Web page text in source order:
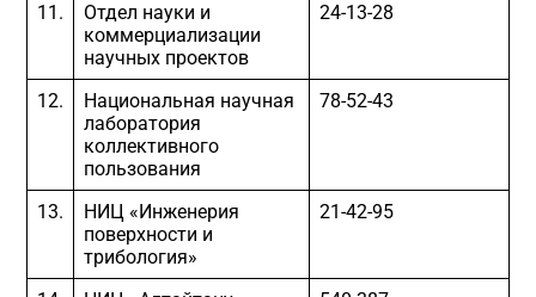
11.
Отдел науки и
коммерциализации
научных проектов
24-13-28
12.
Национальная научная
лаборатория
коллективного
пользования
78-52-43
13.
НИЦ «Инженерия
поверхности и
трибология»
21-42-95